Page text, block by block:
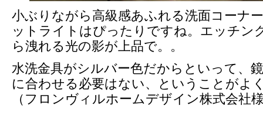
小ぶりながら高級感あふれる洗面コーナ
ットライトはぴったりですね。エッチン
ら洩れる光の影が上品で。。
水洗金具がシルバー色だからといって、
に合わせる必要はない、ということがよ
（フロンヴィルホームデザイン株式会社